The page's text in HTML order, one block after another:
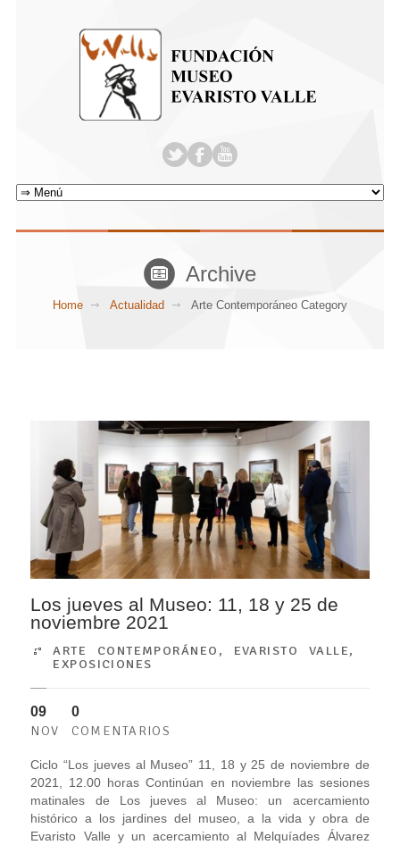
Archive
Home Actualidad Arte Contemporáneo Category
Los jueves al Museo: 11, 18 y 25 de
noviembre 2021
ARTE CONTEMPORÁNEO , EVARISTO VALLE,
EXPOSICIONES
09
NOV
0
COMENTARIOS
Ciclo “Los jueves al Museo” 11, 18 y 25 de noviembre de
2021, 12.00 horas Continúan en noviembre las sesiones
matinales de Los jueves al Museo: un acercamiento
histórico a los jardines del museo, a la vida y obra de
Evaristo Valle y un acercamiento al Melquíades Álvarez